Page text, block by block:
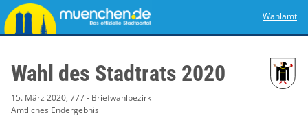
Wahlamt
Wahl des Stadtrats 2020
15. März 2020, 777 - Briefwahlbezirk
Amtliches Endergebnis